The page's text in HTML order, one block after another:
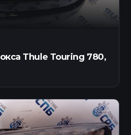
Thule Touring 780,